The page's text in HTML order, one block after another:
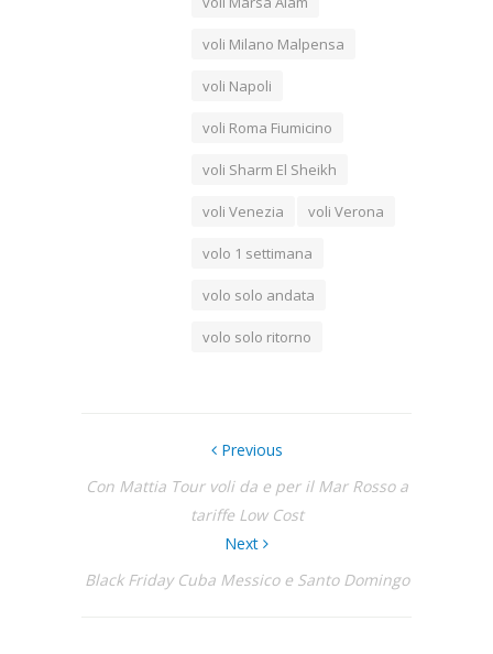
voli Milano Malpensa
voli Napoli
voli Roma Fiumicino
voli Sharm El Sheikh
voli Venezia voli Verona
volo 1 settimana
volo solo andata
volo solo ritorno
Previous
Con Mattia Tour voli da e per il Mar Rosso a
tariffe Low Cost
Next
Black Friday Cuba Messico e Santo Domingo